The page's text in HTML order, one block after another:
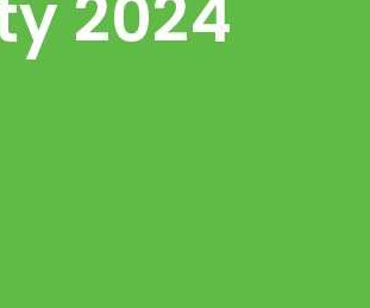
2024